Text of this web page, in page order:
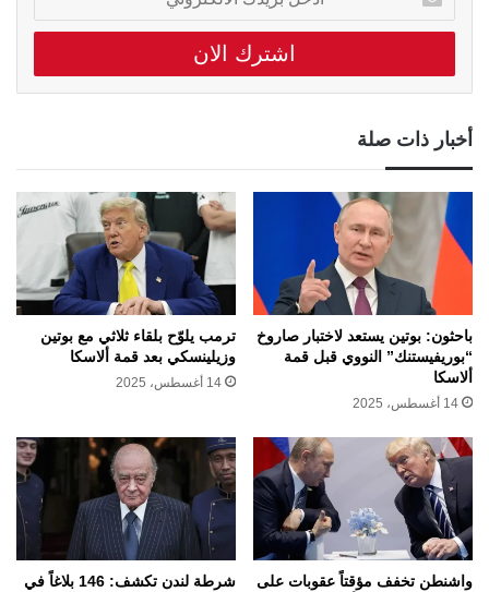
بريدك
الالكتروني
أخبار ذات صلة
باحثون: بوتين يستعد لاختبار صاروخ
“بوريفيستنك” النووي قبل قمة
ألاسكا
14 أغسطس، 2025
ترمب يلوّح بلقاء ثلاثي مع بوتين
وزيلينسكي بعد قمة ألاسكا
14 أغسطس، 2025
واشنطن تخفف مؤقتاً عقوبات على
شرطة لندن تكشف: 146 بلاغاً في